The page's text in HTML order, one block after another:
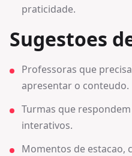
praticidade.
Sugestoes
Professoras que
apresentar o conteudo.
Turmas que
interativos.
Momentos de estacao,